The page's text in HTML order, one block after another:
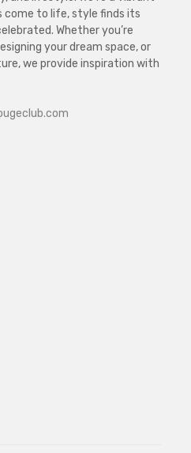
come to life, style finds its
Whether you’re
your dream space, or
we provide inspiration with